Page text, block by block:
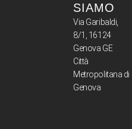
SIAMO
Via Garibaldi,
8/1, 16124
Genova GE
Città
Metropolitana di
Genova